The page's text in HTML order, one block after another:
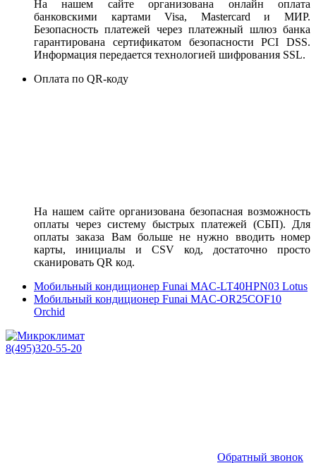
На нашем сайте организована онлайн оплата
банковскими картами Visa, Mastercard и МИР.
Безопасность платежей через платежный шлюз банка
гарантирована сертификатом безопасности PCI DSS.
Информация передается технологией шифрования SSL.
Оплата по QR-коду
На нашем сайте организована безопасная возможность
оплаты через систему быстрых платежей (СБП). Для
оплаты заказа Вам больше не нужно вводить номер
карты, инициалы и CSV код, достаточно просто
сканировать QR код.
Мобильный кондиционер Funai MAC-LT40HPN03 Lotus
Мобильный кондиционер Funai MAC-OR25COF10
Orchid
8(495)320-55-20
Обратный звонок